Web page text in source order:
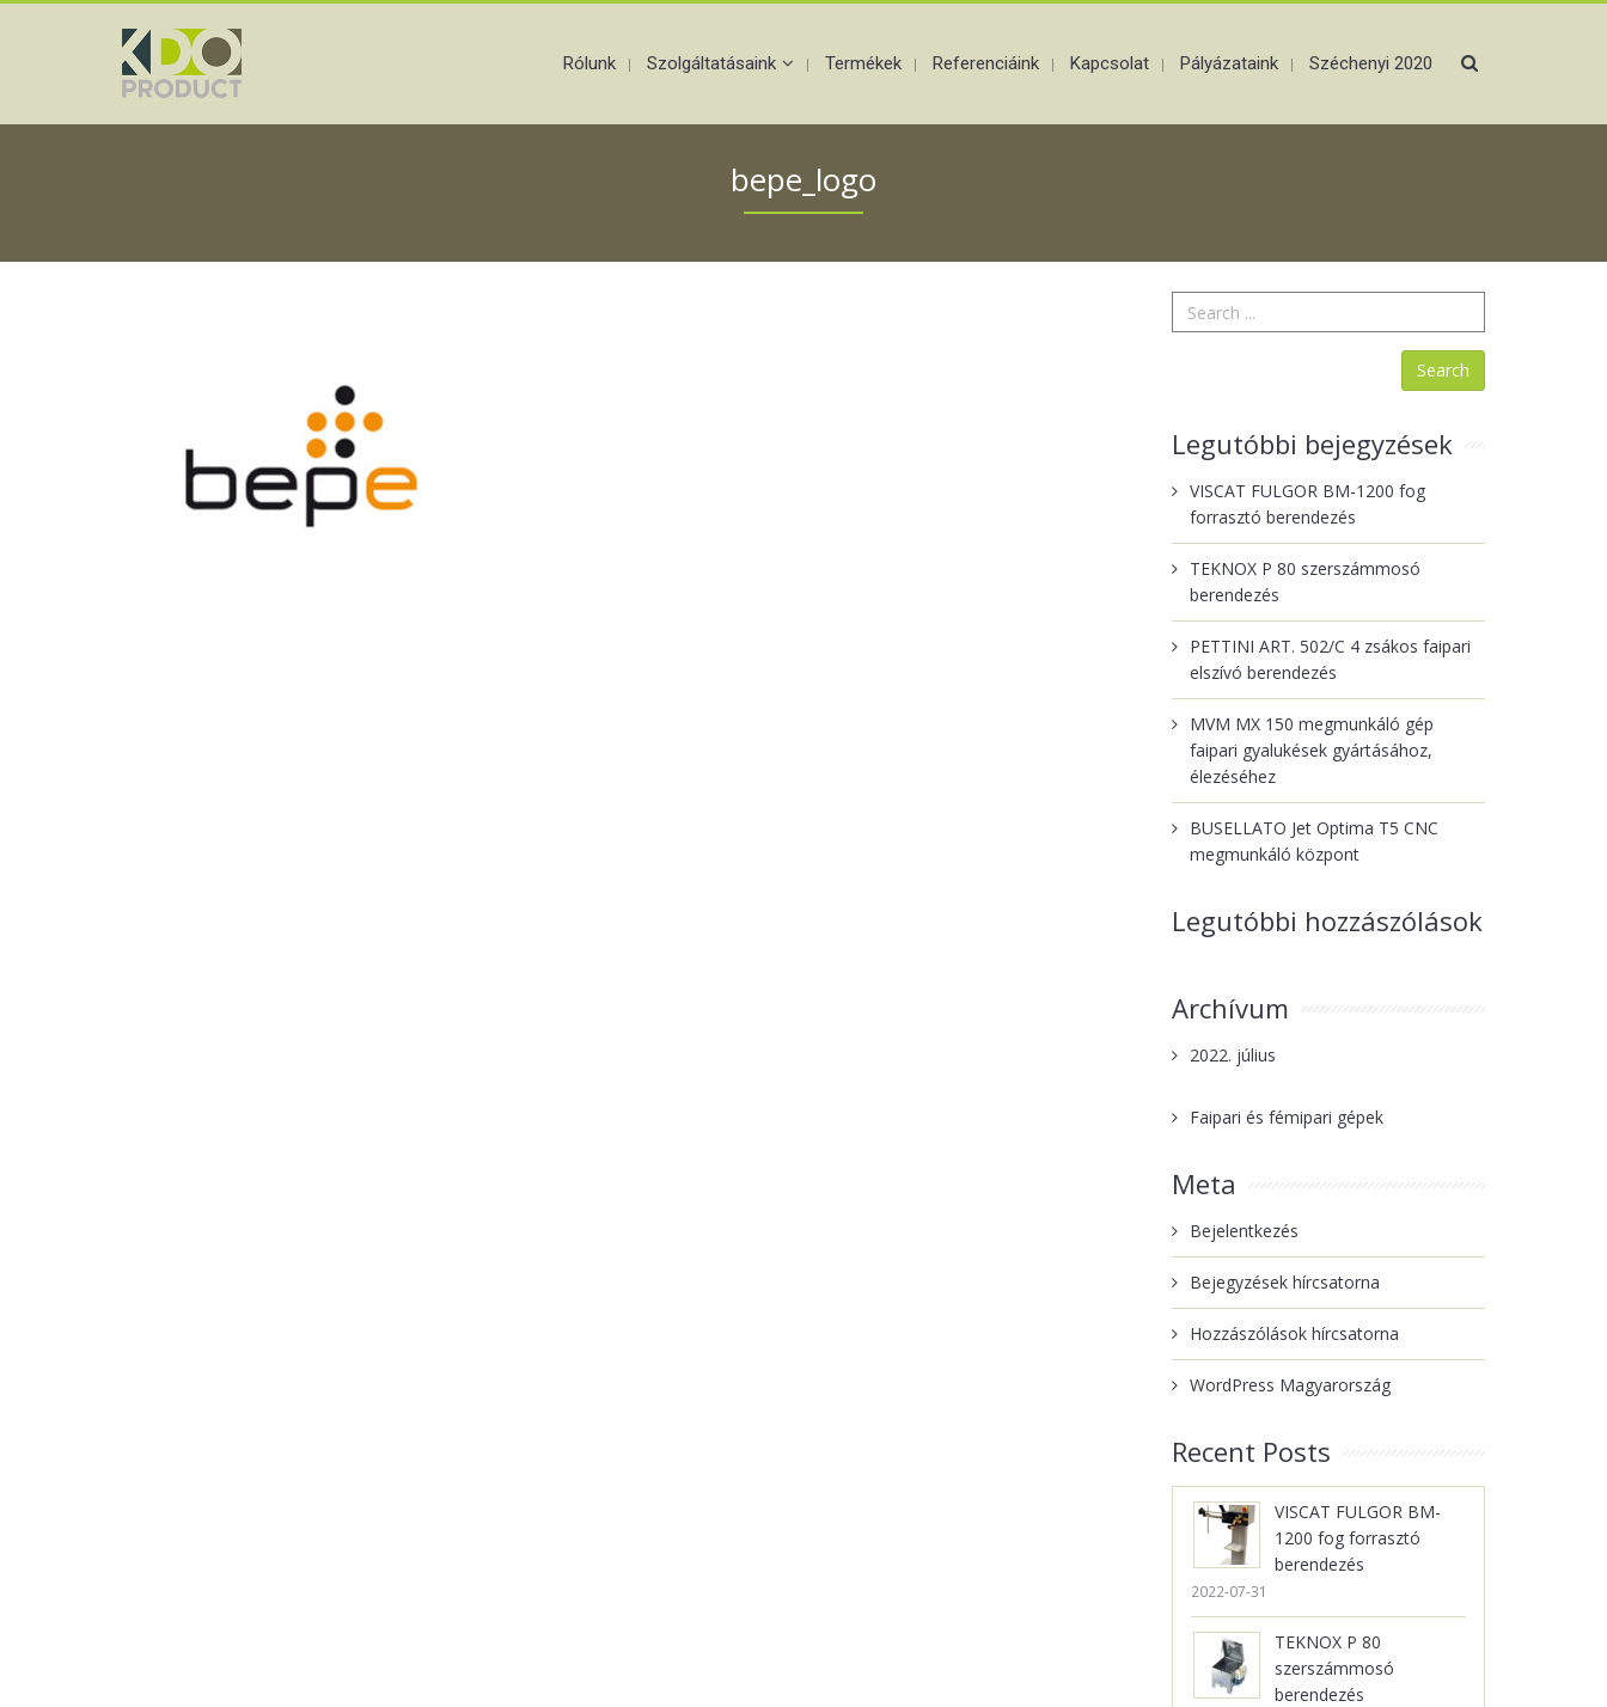
Rólunk Szolgáltatásaink Termékek Referenciáink Kapcsolat Pályázataink Széchenyi 2020
bepe_logo
Legutóbbi bejegyzések
VISCAT FULGOR BM-1200 fog
forrasztó berendezés
TEKNOX P 80 szerszámmosó
berendezés
PETTINI ART. 502/C 4 zsákos faipari
elszívó berendezés
MVM MX 150 megmunkáló gép
faipari gyalukések gyártásához,
élezéséhez
BUSELLATO Jet Optima T5 CNC
megmunkáló központ
Legutóbbi hozzászólások
Archívum
2022. július
Faipari és fémipari gépek
Meta
Bejelentkezés
Bejegyzések hírcsatorna
Hozzászólások hírcsatorna
WordPress Magyarország
Recent Posts
VISCAT FULGOR BM-
1200 fog forrasztó
berendezés
2022-07-31
TEKNOX P 80
szerszámmosó
berendezés